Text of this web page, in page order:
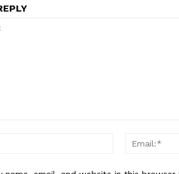
Name:*